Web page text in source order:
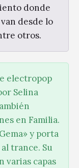
donde
desde lo
otros.
electropop
Selina
en Familia.
y porta
trance. Su
varias capas